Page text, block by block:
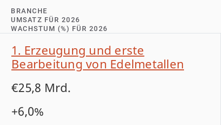
Vertrauen hin. 95 % der Zentralbanken
erwarteten, dass die globalen Goldreserven in
den folgenden zwölf Monaten weiter steigen
Bestände auszubauen.
Die fortschreitende De-Dollarisierung stützt
die Nachfrage des offiziellen Sektors
zusätzlich, da Institutionen verstärkt nach
BRANCHE
UMSATZ FÜR 2026
WACHSTUM (%) FÜR 2026
1. Erzeugung und erste
Bearbeitung von Edelmetallen
€25,8 Mrd.
+6,0%